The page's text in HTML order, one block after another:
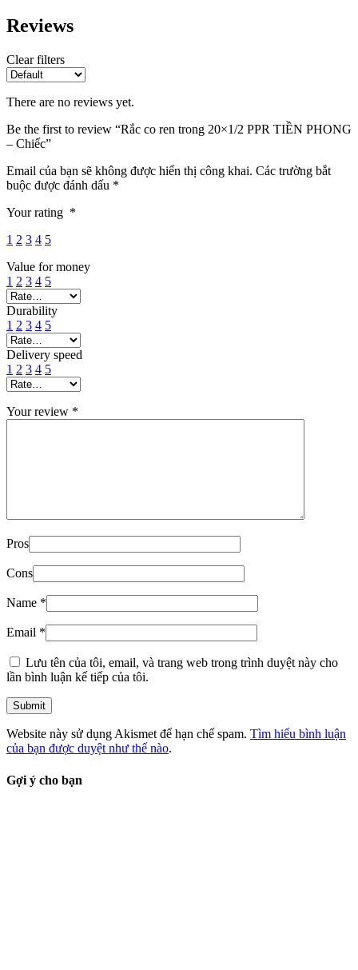
Reviews
Clear filters
There are no reviews yet.
Be the first to review “Rắc co ren trong 20×1/2 PPR TIỀN PHONG
– Chiếc”
Email của bạn sẽ không được hiển thị công khai. Các trường bắt
buộc được đánh dấu *
Your rating *
1 2 3 4 5
Value for money
1 2 3 4 5
Durability
1 2 3 4 5
Delivery speed
1 2 3 4 5
Your review *
Pros
Cons
Name *
Email *
Lưu tên của tôi, email, và trang web trong trình duyệt này cho
lần bình luận kế tiếp của tôi.
Website này sử dụng Akismet để hạn chế spam. Tìm hiểu bình luận
của bạn được duyệt như thế nào.
Gợi ý cho bạn